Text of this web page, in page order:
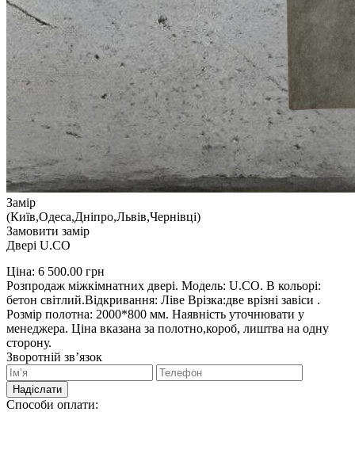
Замір
(Київ,Одеса,Дніпро,Львів,Чернівці)
Замовити замір
Двері U.СО
Ціна: 6 500.00 грн
Розпродаж міжкімнатних двері. Модель: U.СО. В кольорі:
бетон світлий.Відкривання: Ліве Врізка:две врізні завіси .
Розмір полотна: 2000*800 мм. Наявність уточнювати у
менеджера. Ціна вказана за полотно,короб, лиштва на одну
сторону.
Зворотній зв’язок
Надіслати
Способи оплати: